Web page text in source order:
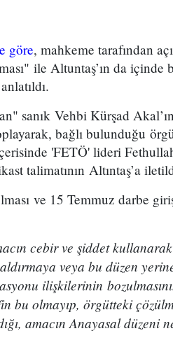
göre, mahkeme tarafından
ile Altuntaş’ın da içinde
sanık Vehbi Kürşad
bağlı bulunduğu
'FETÖ' lideri Fethullah
talimatının Altıntaş’a
ve 15 Temmuz darbe
cebir ve şiddet
veya bu düzen
ilişkilerinin
bu olmayıp, örgütteki
amacın Anayasal düzeni